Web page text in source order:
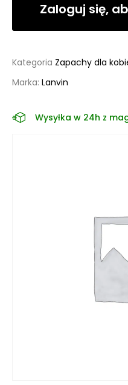
Zaloguj się,
Kategoria Zapachy dla
Marka: Lanvin
Wysyłka w 24h z